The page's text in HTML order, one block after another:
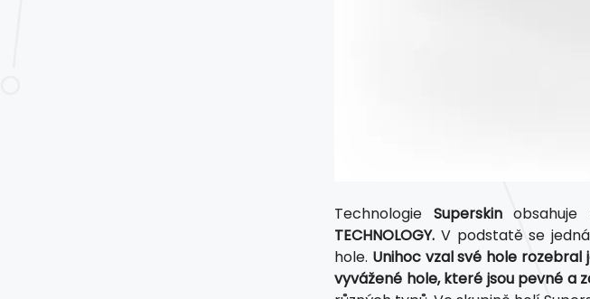
Technologie Superskinobsahuje
TECHNOLOGY. V podstatě se
hole. Unihoc vzal své hole
vyvážené hole, které jsou pevné a